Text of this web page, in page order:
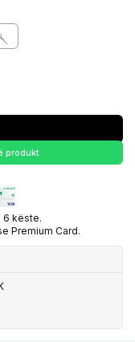
produkt
6 këste.
Premium Card.